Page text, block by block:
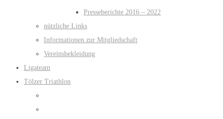
Presseberichte 2016 – 2022
nützliche Links
Informationen zur Mitgliedschaft
Vereinsbekleidung
Ligateam
Tölzer Triathlon